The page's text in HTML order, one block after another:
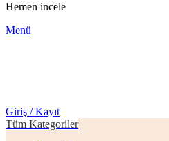
Hemen incele
Menü
Giriş / Kayıt
Tüm Kategoriler